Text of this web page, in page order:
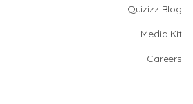
Quizizz Blog
Media Kit
Careers